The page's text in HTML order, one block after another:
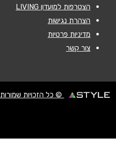
הצטרפות למועדון LIVING
הצהרת נגישות
מדיניות פרטיות
צור קשר
© כל הזכויות שמורות STYLE ניהול מועדוני לקוחות